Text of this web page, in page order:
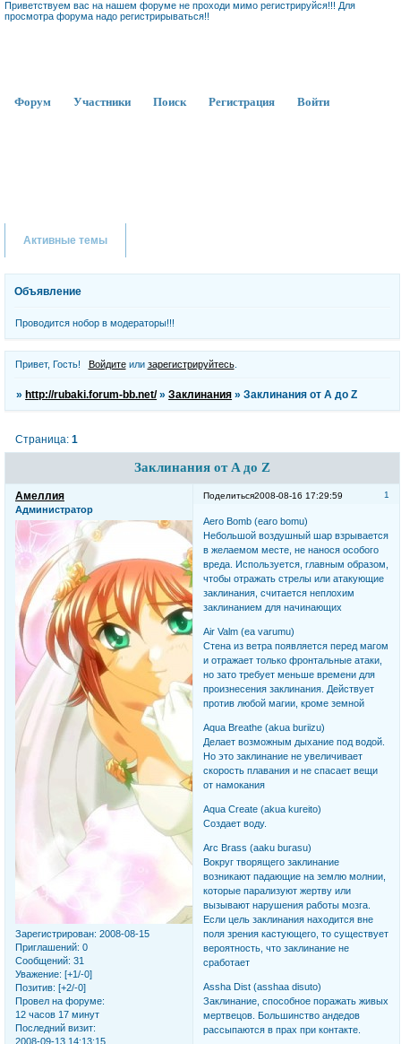
Приветствуем вас на нашем форуме не проходи мимо регистрируйся!!! Для
просмотра форума надо регистрирываться!!
Форум Участники Поиск Регистрация Войти
Активные темы
Объявление
Проводится нобор в модераторы!!!
Привет, Гость! Войдитеили зарегистрируйтесь.
» http://rubaki.forum-bb.net/ »Заклинания »Заклинания от A до Z
Заклинания от A до Z
Страница:1
Поделиться 1
2008-08-16 17:29:59
Амеллия
Администратор
Зарегистрирован: 2008-08-15
Приглашений: 0
Сообщений: 31
Уважение: [+1/-0]
Позитив: [+2/-0]
Провел на форуме:
12 часов 17 минут
Последний визит:
2008-09-13 14:13:15
Aero Bomb (earo bomu)
Небольшой воздушный шар взрывается
в желаемом месте, не нанося особого
вреда. Используется, главным образом,
чтобы отражать стрелы или атакующие
заклинания, считается неплохим
заклинанием для начинающих
Air Valm (ea varumu)
Стена из ветра появляется перед магом
и отражает только фронтальные атаки,
но зато требует меньше времени для
произнесения заклинания. Действует
против любой магии, кроме земной
Aqua Breathe (akua buriizu)
Делает возможным дыхание под водой.
Но это заклинание не увеличивает
скорость плавания и не спасает вещи
от намокания
Aqua Create (akua kureito)
Создает воду.
Arc Brass (aaku burasu)
Вокруг творящего заклинание
возникают падающие на землю молнии,
которые парализуют жертву или
вызывают нарушения работы мозга.
Если цель заклинания находится вне
поля зрения кастующего, то существует
вероятность, что заклинание не
сработает
Assha Dist (asshaa disuto)
Заклинание, способное поражать живых
мертвецов. Большинство андедов
рассыпаются в прах при контакте.